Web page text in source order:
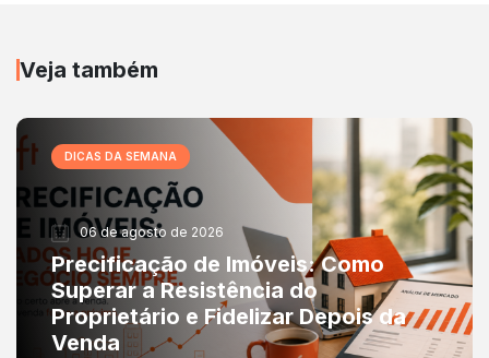
Veja também
DICAS DA SEMANA
06 de agosto de 2026
Precificação de Imóveis: Como
Superar a Resistência do
Proprietário e Fidelizar Depois da
Venda